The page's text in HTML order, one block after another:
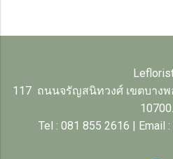
117 ถนนจรัญสนิทวงศ์ เขตบางพ
10700.
Tel : 081 855 2616 | Email